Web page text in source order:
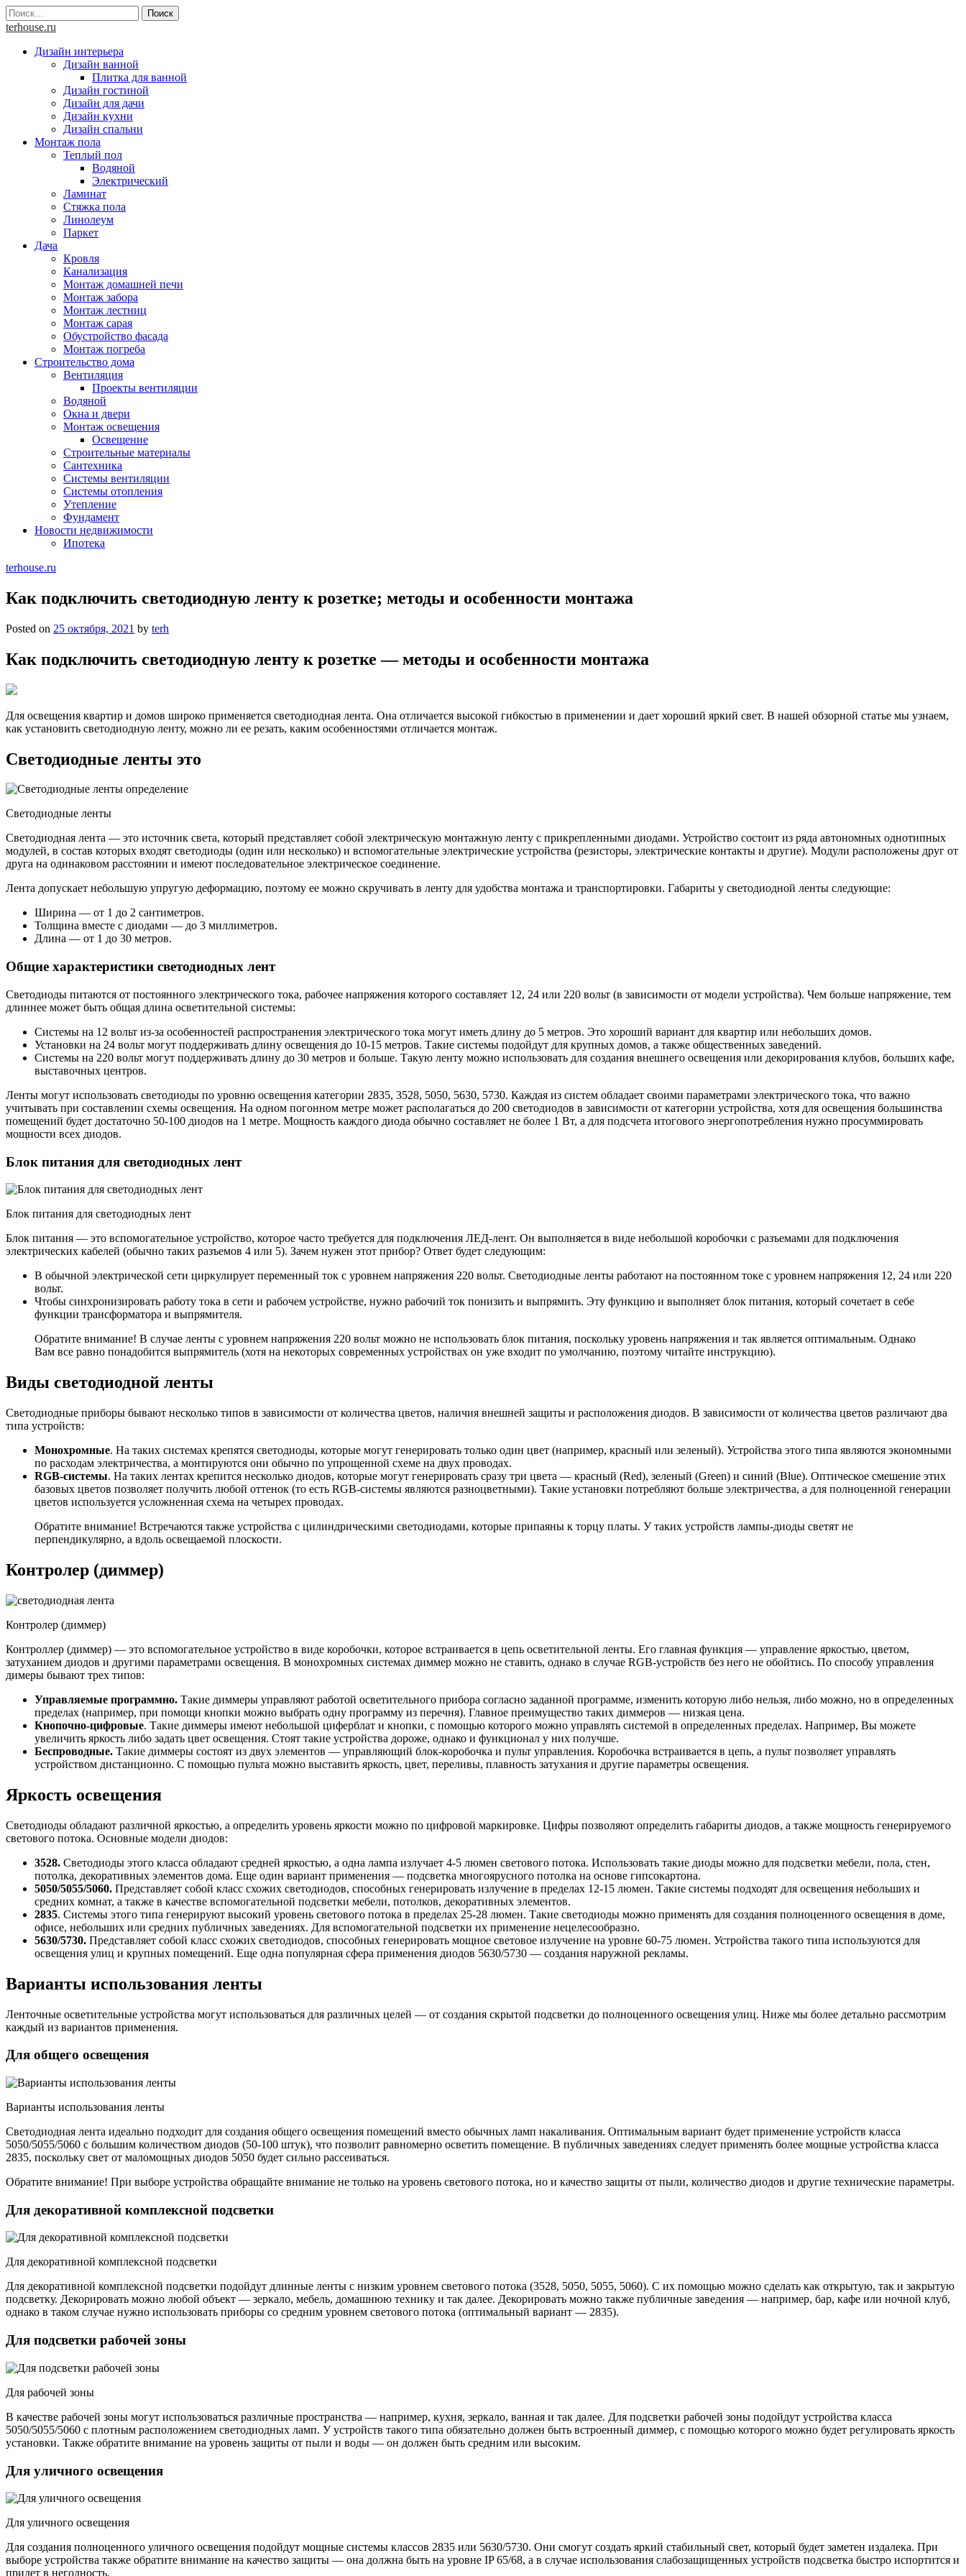
Skip
to
Найти:
terhouse.ru
Дизайн интерьера
Дизайн ванной
Плитка для ванной
Дизайн гостиной
Дизайн для дачи
Дизайн кухни
Дизайн спальни
Монтаж пола
Теплый пол
Водяной
Электрический
Ламинат
Стяжка пола
Линолеум
Паркет
Дача
Кровля
Канализация
Монтаж домашней печи
Монтаж забора
Монтаж лестниц
Монтаж сарая
Обустройство фасада
Монтаж погреба
Строительство дома
Вентиляция
Проекты вентиляции
Водяной
Окна и двери
Монтаж освещения
Освещение
Строительные материалы
Сантехника
Системы вентиляции
Системы отопления
Утепление
Фундамент
Новости недвижимости
Ипотека
terhouse.ru
Как подключить светодиодную ленту к розетке; методы и особенности монтажа
Posted on 25 октября, 2021 by terh
Как подключить светодиодную ленту к розетке — методы и особенности монтажа
Для освещения квартир и домов широко применяется светодиодная лента. Она отличается высокой гибкостью в применении и дает хороший яркий свет. В нашей обзорной статье мы узнаем,
как установить светодиодную ленту, можно ли ее резать, каким особенностями отличается монтаж.
Светодиодные ленты это
Светодиодные ленты
Светодиодная лента — это источник света, который представляет собой электрическую монтажную ленту с прикрепленными диодами. Устройство состоит из ряда автономных однотипных
модулей, в состав которых входят светодиоды (один или несколько) и вспомогательные электрические устройства (резисторы, электрические контакты и другие). Модули расположены друг от
друга на одинаковом расстоянии и имеют последовательное электрическое соединение.
Лента допускает небольшую упругую деформацию, поэтому ее можно скручивать в ленту для удобства монтажа и транспортировки. Габариты у светодиодной ленты следующие:
Ширина — от 1 до 2 сантиметров.
Толщина вместе с диодами — до 3 миллиметров.
Длина — от 1 до 30 метров.
Общие характеристики светодиодных лент
Светодиоды питаются от постоянного электрического тока, рабочее напряжения которого составляет 12, 24 или 220 вольт (в зависимости от модели устройства). Чем больше напряжение, тем
длиннее может быть общая длина осветительной системы:
Системы на 12 вольт из-за особенностей распространения электрического тока могут иметь длину до 5 метров. Это хороший вариант для квартир или небольших домов.
Установки на 24 вольт могут поддерживать длину освещения до 10-15 метров. Такие системы подойдут для крупных домов, а также общественных заведений.
Системы на 220 вольт могут поддерживать длину до 30 метров и больше. Такую ленту можно использовать для создания внешнего освещения или декорирования клубов, больших кафе,
выставочных центров.
Ленты могут использовать светодиоды по уровню освещения категории 2835, 3528, 5050, 5630, 5730. Каждая из систем обладает своими параметрами электрического тока, что важно
учитывать при составлении схемы освещения. На одном погонном метре может располагаться до 200 светодиодов в зависимости от категории устройства, хотя для освещения большинства
помещений будет достаточно 50-100 диодов на 1 метре. Мощность каждого диода обычно составляет не более 1 Вт, а для подсчета итогового энергопотребления нужно просуммировать
мощности всех диодов.
Блок питания для светодиодных лент
Блок питания для светодиодных лент
Блок питания — это вспомогательное устройство, которое часто требуется для подключения ЛЕД-лент. Он выполняется в виде небольшой коробочки с разъемами для подключения
электрических кабелей (обычно таких разъемов 4 или 5). Зачем нужен этот прибор? Ответ будет следующим:
В обычной электрической сети циркулирует переменный ток с уровнем напряжения 220 вольт. Светодиодные ленты работают на постоянном токе с уровнем напряжения 12, 24 или 220
вольт.
Чтобы синхронизировать работу тока в сети и рабочем устройстве, нужно рабочий ток понизить и выпрямить. Эту функцию и выполняет блок питания, который сочетает в себе
функции трансформатора и выпрямителя.
Обратите внимание! В случае ленты с уровнем напряжения 220 вольт можно не использовать блок питания, поскольку уровень напряжения и так является оптимальным. Однако
Вам все равно понадобится выпрямитель (хотя на некоторых современных устройствах он уже входит по умолчанию, поэтому читайте инструкцию).
Виды светодиодной ленты
Светодиодные приборы бывают несколько типов в зависимости от количества цветов, наличия внешней защиты и расположения диодов. В зависимости от количества цветов различают два
типа устройств:
Монохромные. На таких системах крепятся светодиоды, которые могут генерировать только один цвет (например, красный или зеленый). Устройства этого типа являются экономными
по расходам электричества, а монтируются они обычно по упрощенной схеме на двух проводах.
RGB-системы. На таких лентах крепится несколько диодов, которые могут генерировать сразу три цвета — красный (Red), зеленый (Green) и синий (Blue). Оптическое смешение этих
базовых цветов позволяет получить любой оттенок (то есть RGB-системы являются разноцветными). Такие установки потребляют больше электричества, а для полноценной генерации
цветов используется усложненная схема на четырех проводах.
Обратите внимание! Встречаются также устройства с цилиндрическими светодиодами, которые припаяны к торцу платы. У таких устройств лампы-диоды светят не
перпендикулярно, а вдоль освещаемой плоскости.
Контролер (диммер)
Контролер (диммер)
Контроллер (диммер) — это вспомогательное устройство в виде коробочки, которое встраивается в цепь осветительной ленты. Его главная функция — управление яркостью, цветом,
затуханием диодов и другими параметрами освещения. В монохромных системах диммер можно не ставить, однако в случае RGB-устройств без него не обойтись. По способу управления
димеры бывают трех типов:
Управляемые программно. Такие диммеры управляют работой осветительного прибора согласно заданной программе, изменить которую либо нельзя, либо можно, но в определенных
пределах (например, при помощи кнопки можно выбрать одну программу из перечня). Главное преимущество таких диммеров — низкая цена.
Кнопочно-цифровые. Такие диммеры имеют небольшой циферблат и кнопки, с помощью которого можно управлять системой в определенных пределах. Например, Вы можете
увеличить яркость либо задать цвет освещения. Стоят такие устройства дороже, однако и функционал у них получше.
Беспроводные. Такие диммеры состоят из двух элементов — управляющий блок-коробочка и пульт управления. Коробочка встраивается в цепь, а пульт позволяет управлять
устройством дистанционно. С помощью пульта можно выставить яркость, цвет, переливы, плавность затухания и другие параметры освещения.
Яркость освещения
Светодиоды обладают различной яркостью, а определить уровень яркости можно по цифровой маркировке. Цифры позволяют определить габариты диодов, а также мощность генерируемого
светового потока. Основные модели диодов:
3528. Светодиоды этого класса обладают средней яркостью, а одна лампа излучает 4-5 люмен светового потока. Использовать такие диоды можно для подсветки мебели, пола, стен,
потолка, декоративных элементов дома. Еще один вариант применения — подсветка многоярусного потолка на основе гипсокартона.
5050/5055/5060. Представляет собой класс схожих светодиодов, способных генерировать излучение в пределах 12-15 люмен. Такие системы подходят для освещения небольших и
средних комнат, а также в качестве вспомогательной подсветки мебели, потолков, декоративных элементов.
2835. Системы этого типа генерируют высокий уровень светового потока в пределах 25-28 люмен. Такие светодиоды можно применять для создания полноценного освещения в доме,
офисе, небольших или средних публичных заведениях. Для вспомогательной подсветки их применение нецелесообразно.
5630/5730. Представляет собой класс схожих светодиодов, способных генерировать мощное световое излучение на уровне 60-75 люмен. Устройства такого типа используются для
освещения улиц и крупных помещений. Еще одна популярная сфера применения диодов 5630/5730 — создания наружной рекламы.
Варианты использования ленты
Ленточные осветительные устройства могут использоваться для различных целей — от создания скрытой подсветки до полноценного освещения улиц. Ниже мы более детально рассмотрим
каждый из вариантов применения.
Для общего освещения
Варианты использования ленты
Светодиодная лента идеально подходит для создания общего освещения помещений вместо обычных ламп накаливания. Оптимальным вариант будет применение устройств класса
5050/5055/5060 с большим количеством диодов (50-100 штук), что позволит равномерно осветить помещение. В публичных заведениях следует применять более мощные устройства класса
2835, поскольку свет от маломощных диодов 5050 будет сильно рассеиваться.
Обратите внимание! При выборе устройства обращайте внимание не только на уровень светового потока, но и качество защиты от пыли, количество диодов и другие технические параметры.
Для декоративной комплексной подсветки
Для декоративной комплексной подсветки
Для декоративной комплексной подсветки подойдут длинные ленты с низким уровнем светового потока (3528, 5050, 5055, 5060). С их помощью можно сделать как открытую, так и закрытую
подсветку. Декорировать можно любой объект — зеркало, мебель, домашнюю технику и так далее. Декорировать можно также публичные заведения — например, бар, кафе или ночной клуб,
однако в таком случае нужно использовать приборы со средним уровнем светового потока (оптимальный вариант — 2835).
Для подсветки рабочей зоны
Для рабочей зоны
В качестве рабочей зоны могут использоваться различные пространства — например, кухня, зеркало, ванная и так далее. Для подсветки рабочей зоны подойдут устройства класса
5050/5055/5060 с плотным расположением светодиодных ламп. У устройств такого типа обязательно должен быть встроенный диммер, с помощью которого можно будет регулировать яркость
установки. Также обратите внимание на уровень защиты от пыли и воды — он должен быть средним или высоким.
Для уличного освещения
Для уличного освещения
Для создания полноценного уличного освещения подойдут мощные системы классов 2835 или 5630/5730. Они смогут создать яркий стабильный свет, который будет заметен издалека. При
выборе устройства также обратите внимание на качество защиты — она должна быть на уровне IP 65/68, а в случае использования слабозащищенных устройств подсветка быстро испортится и
придет в негодность.